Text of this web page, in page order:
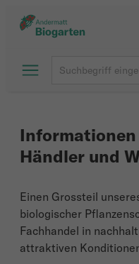
Händler und
Einen Grossteil
biologischer
Fachhandel in
attraktiven